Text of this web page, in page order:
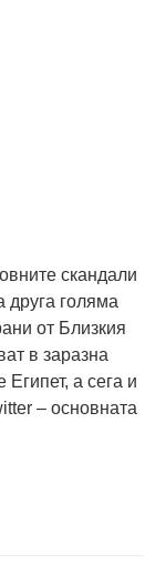
скандали
друга голяма
от Близкия
в заразна
а сега и
– основната